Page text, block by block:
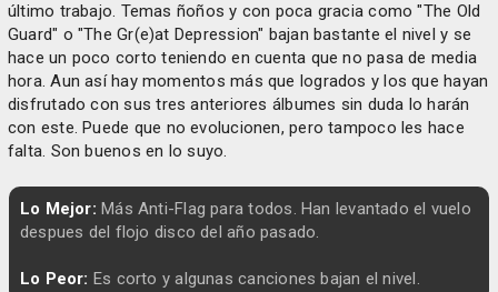
último trabajo. Temas ñoños y con poca gracia como "The Old
Guard" o "The Gr(e)at Depression" bajan bastante el nivel y se
hace un poco corto teniendo en cuenta que no pasa de media
hora. Aun así hay momentos más que logrados y los que hayan
disfrutado con sus tres anteriores álbumes sin duda lo harán
con este. Puede que no evolucionen, pero tampoco les hace
falta. Son buenos en lo suyo.
Lo Mejor: Más Anti-Flag para todos. Han levantado el vuelo
despues del flojo disco del año pasado.
Lo Peor: Es corto y algunas canciones bajan el nivel.